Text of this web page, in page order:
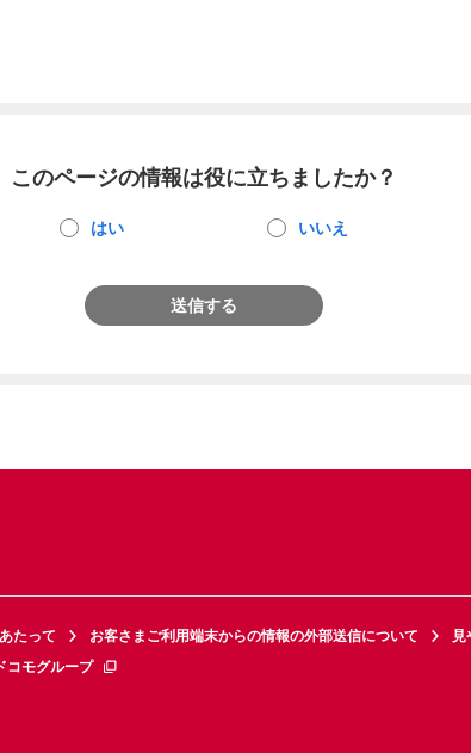
このページの情報は役に立ちましたか？
はい いいえ
送信する
たって お客さまご利用端末からの情報の外部送信について
見
コモグループ